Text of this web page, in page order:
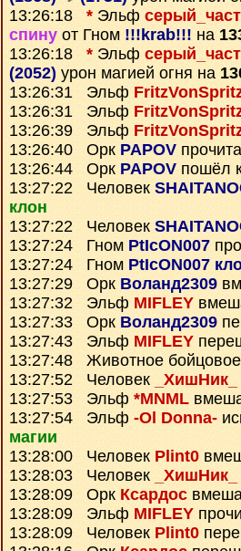
13:26:18 * Эльф
спину от Гном !!!krab!!! на
13:26:18 * Эльф
(2052) урон магией огня на
13:26:31 Эльф
13:26:31 Эльф
13:26:39 Эльф
13:26:40 Орк PAPOV
13:26:44 Орк PAPOV пошёл
13:27:22 Человек
клон
13:27:22 Человек
13:27:24 Гном PtIcON007
13:27:24 Гном PtIcON007
13:27:29 Орк Воланд2309
13:27:32 Эльф MIFLEY
13:27:33 Орк Воланд2309
13:27:43 Эльф MIFLEY
13:27:48 Животное бойцовое
13:27:52 Человек
_ХишНик_
13:27:53 Эльф *MNML
13:27:54 Эльф -Ol Donna-
магии
13:28:00 Человек Plint0
13:28:03 Человек
_ХишНик_
13:28:09 Орк Ксардос
13:28:09 Эльф MIFLEY
13:28:09 Человек Plint0